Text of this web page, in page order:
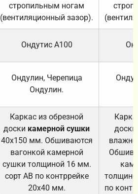
стропильным ногам
(вентиляционный зазор).
Ондутис А100
Ондулин, Черепица
Ондулин.
Каркас из обрезной
доски камерной сушки
40х150 мм. Обшиваются
вагонкой камерной
сушки толщиной 16 мм.
сорт АВ по контррейке
20х40 мм.
доски
по